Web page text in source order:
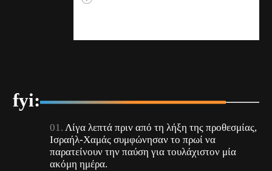
fyi:
Λίγα λεπτά πριν από τη λήξη της προθεσμίας,
Ισραήλ-Χαμάς συμφώνησαν το πρωί να
παρατείνουν την παύση για τουλάχιστον μία
ακόμη ημέρα.